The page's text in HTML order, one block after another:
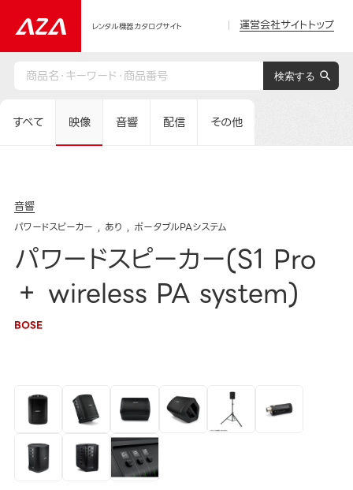
レンタル機器カタログサイト 運営会社サイトトップ
すべて 映像 音響 配信 その他
音響
パワードスピーカー あり ポータブルPAシステム
パワードスピーカー(S1 Pro
＋ wireless PA system)
BOSE